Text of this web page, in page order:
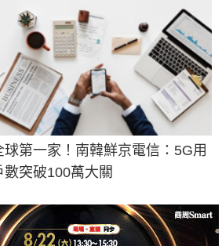
球第一家！南韓鮮京電信：5G用
數突破100萬大關